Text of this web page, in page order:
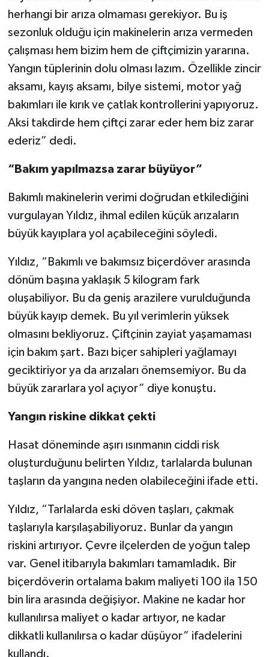
herhangi bir arıza olmaması gerekiyor. Bu iş
sezonluk olduğu için makinelerin arıza vermeden
çalışması hem bizim hem de çiftçimizin yararına.
Yangın tüplerinin dolu olması lazım. Özellikle zincir
aksamı, kayış aksamı, bilye sistemi, motor yağ
bakımları ile kırık ve çatlak kontrollerini yapıyoruz.
Aksi takdirde hem çiftçi zarar eder hem biz zarar
ederiz” dedi.
“Bakım yapılmazsa zarar büyüyor”
Bakımlı makinelerin verimi doğrudan etkilediğini
vurgulayan Yıldız, ihmal edilen küçük arızaların
büyük kayıplara yol açabileceğini söyledi.
Yıldız, “Bakımlı ve bakımsız biçerdöver arasında
dönüm başına yaklaşık 5 kilogram fark
oluşabiliyor. Bu da geniş arazilere vurulduğunda
büyük kayıp demek. Bu yıl verimlerin yüksek
olmasını bekliyoruz. Çiftçinin zayiat yaşamaması
için bakım şart. Bazı biçer sahipleri yağlamayı
geciktiriyor ya da arızaları önemsemiyor. Bu da
büyük zararlara yol açıyor” diye konuştu.
Yangın riskine dikkat çekti
Hasat döneminde aşırı ısınmanın ciddi risk
oluşturduğunu belirten Yıldız, tarlalarda bulunan
taşların da yangına neden olabileceğini ifade etti.
Yıldız, “Tarlalarda eski döven taşları, çakmak
taşlarıyla karşılaşabiliyoruz. Bunlar da yangın
riskini artırıyor. Çevre ilçelerden de yoğun talep
var. Genel itibarıyla bakımları tamamladık. Bir
biçerdöverin ortalama bakım maliyeti 100 ila 150
bin lira arasında değişiyor. Makine ne kadar hor
kullanılırsa maliyet o kadar artıyor, ne kadar
dikkatli kullanılırsa o kadar düşüyor” ifadelerini
kullandı.